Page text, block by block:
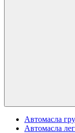
Автомасла
Автомасла